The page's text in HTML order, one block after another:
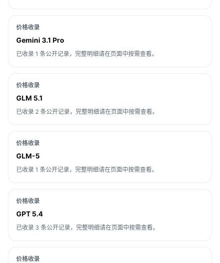
价格收录
Gemini 3.1 Pro
已收录 1 条公开记录，完整明细请在页面中按需查看。
价格收录
GLM 5.1
已收录 2 条公开记录，完整明细请在页面中按需查看。
价格收录
GLM-5
已收录 1 条公开记录，完整明细请在页面中按需查看。
价格收录
GPT 5.4
已收录 3 条公开记录，完整明细请在页面中按需查看。
价格收录